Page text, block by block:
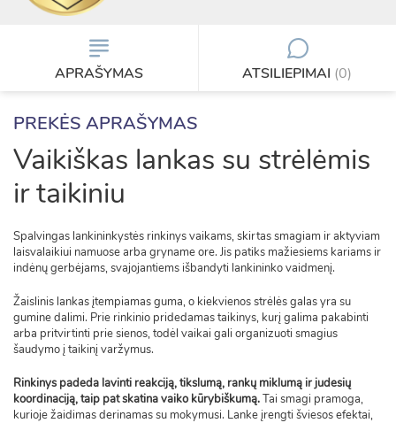
APRAŠYMAS ATSILIEPIMAI (0)
PREKĖS APRAŠYMAS
Vaikiškas lankas su strėlėmis
ir taikiniu
Spalvingas lankininkystės rinkinys vaikams, skirtas smagiam ir aktyviam
laisvalaikiui namuose arba gryname ore. Jis patiks mažiesiems kariams ir
indėnų gerbėjams, svajojantiems išbandyti lankininko vaidmenį.
Žaislinis lankas įtempiamas guma, o kiekvienos strėlės galas yra su
gumine dalimi. Prie rinkinio pridedamas taikinys, kurį galima pakabinti
arba pritvirtinti prie sienos, todėl vaikai gali organizuoti smagius
šaudymo į taikinį varžymus.
Rinkinys padeda lavinti reakciją, tikslumą, rankų miklumą ir judesių
koordinaciją, taip pat skatina vaiko kūrybiškumą.Tai smagi pramoga,
kurioje žaidimas derinamas su mokymusi. Lanke įrengti šviesos efektai,